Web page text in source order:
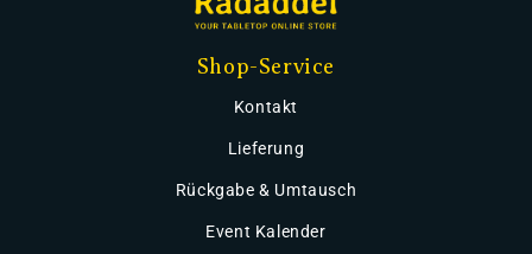
Shop-Service
Kontakt
Lieferung
Rückgabe & Umtausch
Event Kalender